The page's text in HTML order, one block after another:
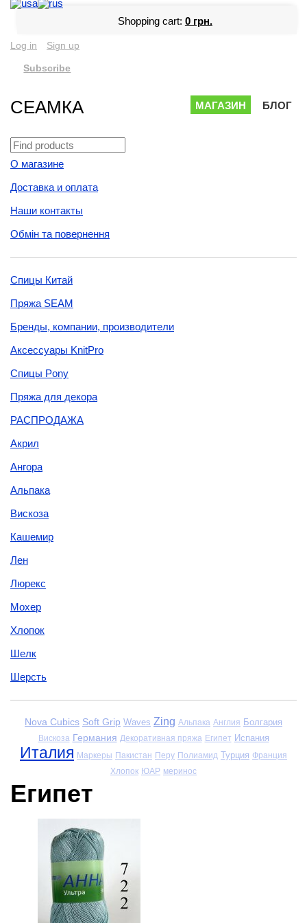
Shopping cart: 0 грн.
Log in Sign up
Subscribe
СЕАМКА МАГАЗИН БЛОГ
О магазине
Доставка и оплата
Наши контакты
Обмін та повернення
Спицы Китай
Пряжа SEAM
Бренды, компании, производители
Аксессуары KnitPro
Спицы Pony
Пряжа для декора
РАСПРОДАЖА
Акрил
Ангора
Альпака
Вискоза
Кашемир
Лен
Люрекс
Мохер
Хлопок
Шелк
Шерсть
Nova Cubics Soft Grip Waves Zing Альпака Англия Болгария
Вискоза Германия Декоративная пряжа Египет Испания
Италия Маркеры Пакистан Перу Полиамид Турция Франция
Хлопок ЮАР меринос
Египет